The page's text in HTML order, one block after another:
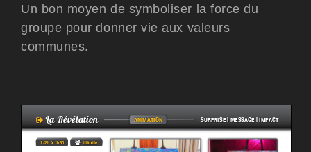
Un bon moyen de symboliser la force du
groupe pour donner vie aux valeurs
communes.